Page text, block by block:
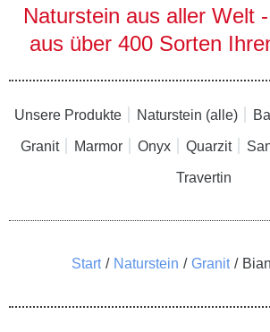
Naturstein aus aller Welt
aus über 400 Sorten
Unsere Produkte Naturstein (alle)
Granit Marmor Onyx Quarzit
Travertin
Sie befinden sich hier:
Start Naturstein Granit